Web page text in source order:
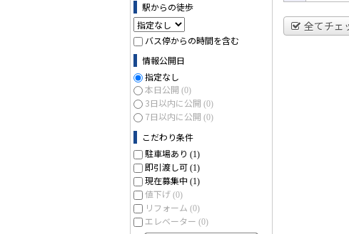
駅からの徒歩
バス停からの時間を含む
情報公開日
指定なし
本日公開 (0)
3日以内に公開 (0)
7日以内に公開 (0)
こだわり条件
駐車場あり (1)
即引渡し可 (1)
現在募集中 (1)
値下げ (0)
リフォーム (0)
エレベーター (0)
全てチェ